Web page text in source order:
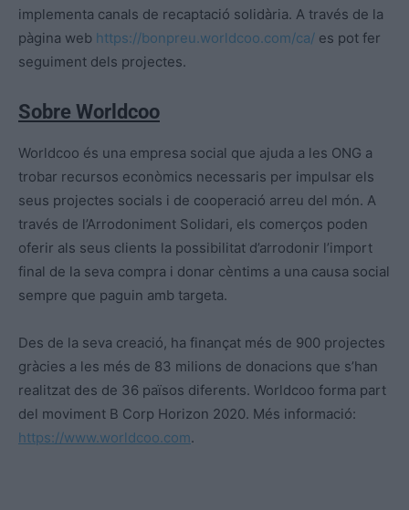
implementa canals de recaptació solidària. A través de la
pàgina web https://bonpreu.worldcoo.com/ca/ es pot fer
seguiment dels projectes.
Sobre Worldcoo
Worldcoo és una empresa social que ajuda a les ONG a
trobar recursos econòmics necessaris per impulsar els
seus projectes socials i de cooperació arreu del món. A
través de l’Arrodoniment Solidari, els comerços poden
oferir als seus clients la possibilitat d’arrodonir l’import
final de la seva compra i donar cèntims a una causa social
sempre que paguin amb targeta.
Des de la seva creació, ha finançat més de 900 projectes
gràcies a les més de 83 milions de donacions que s’han
realitzat des de 36 països diferents. Worldcoo forma part
del moviment B Corp Horizon 2020. Més informació:
https://www.worldcoo.com.